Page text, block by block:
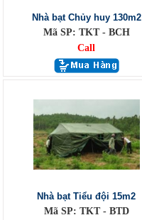
Nhà bạt Chủy huy 130m2
Mã SP: TKT - BCH
Call
Nhà bạt Tiểu đội 15m2
Mã SP: TKT - BTD